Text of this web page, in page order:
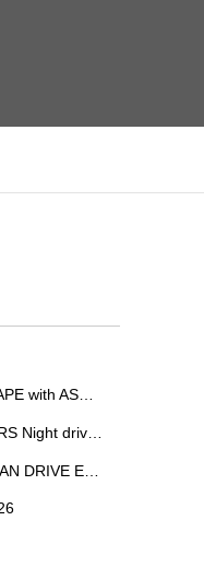
MARTIN
in Fukuoka
IN KITAKYUSHU